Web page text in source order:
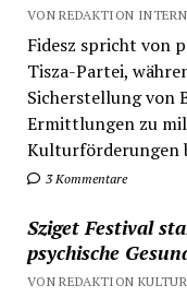
VON REDAKTION
Fidesz spricht von
Tisza-Partei,
Sicherstellung von
Ermittlungen zu
Kulturförderungen
3 Kommentare
Sziget Festival
psychische
VON REDAKTION KULTUR